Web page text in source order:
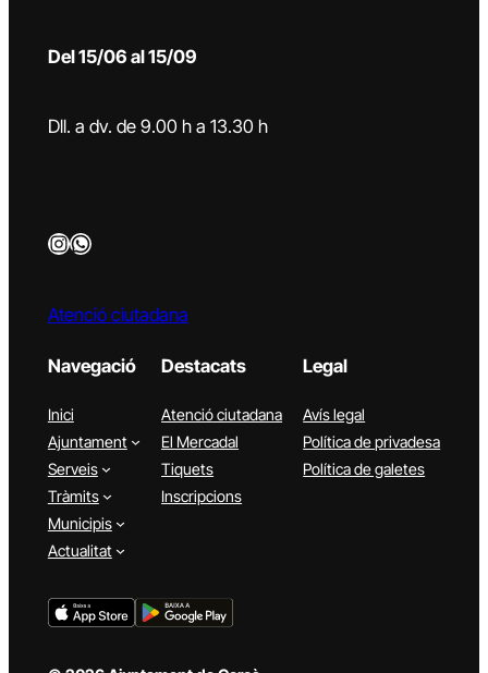
Del 15/06 al 15/09
Dll. a dv. de 9.00 h a 13.30 h
InstagramWhatsApp
Atenció ciutadana
Navegació
Inici
Ajuntament
Serveis
Tràmits
Municipis
Actualitat
Destacats
Atenció ciutadana
El Mercadal
Tiquets
Inscripcions
Legal
Avís legal
Política de privadesa
Política de galetes